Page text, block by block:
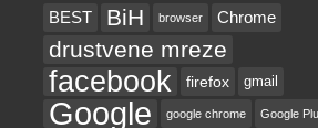
BEST BiH browser Chrome
drustvene mreze
facebook firefox gmail
Google google chrome Google